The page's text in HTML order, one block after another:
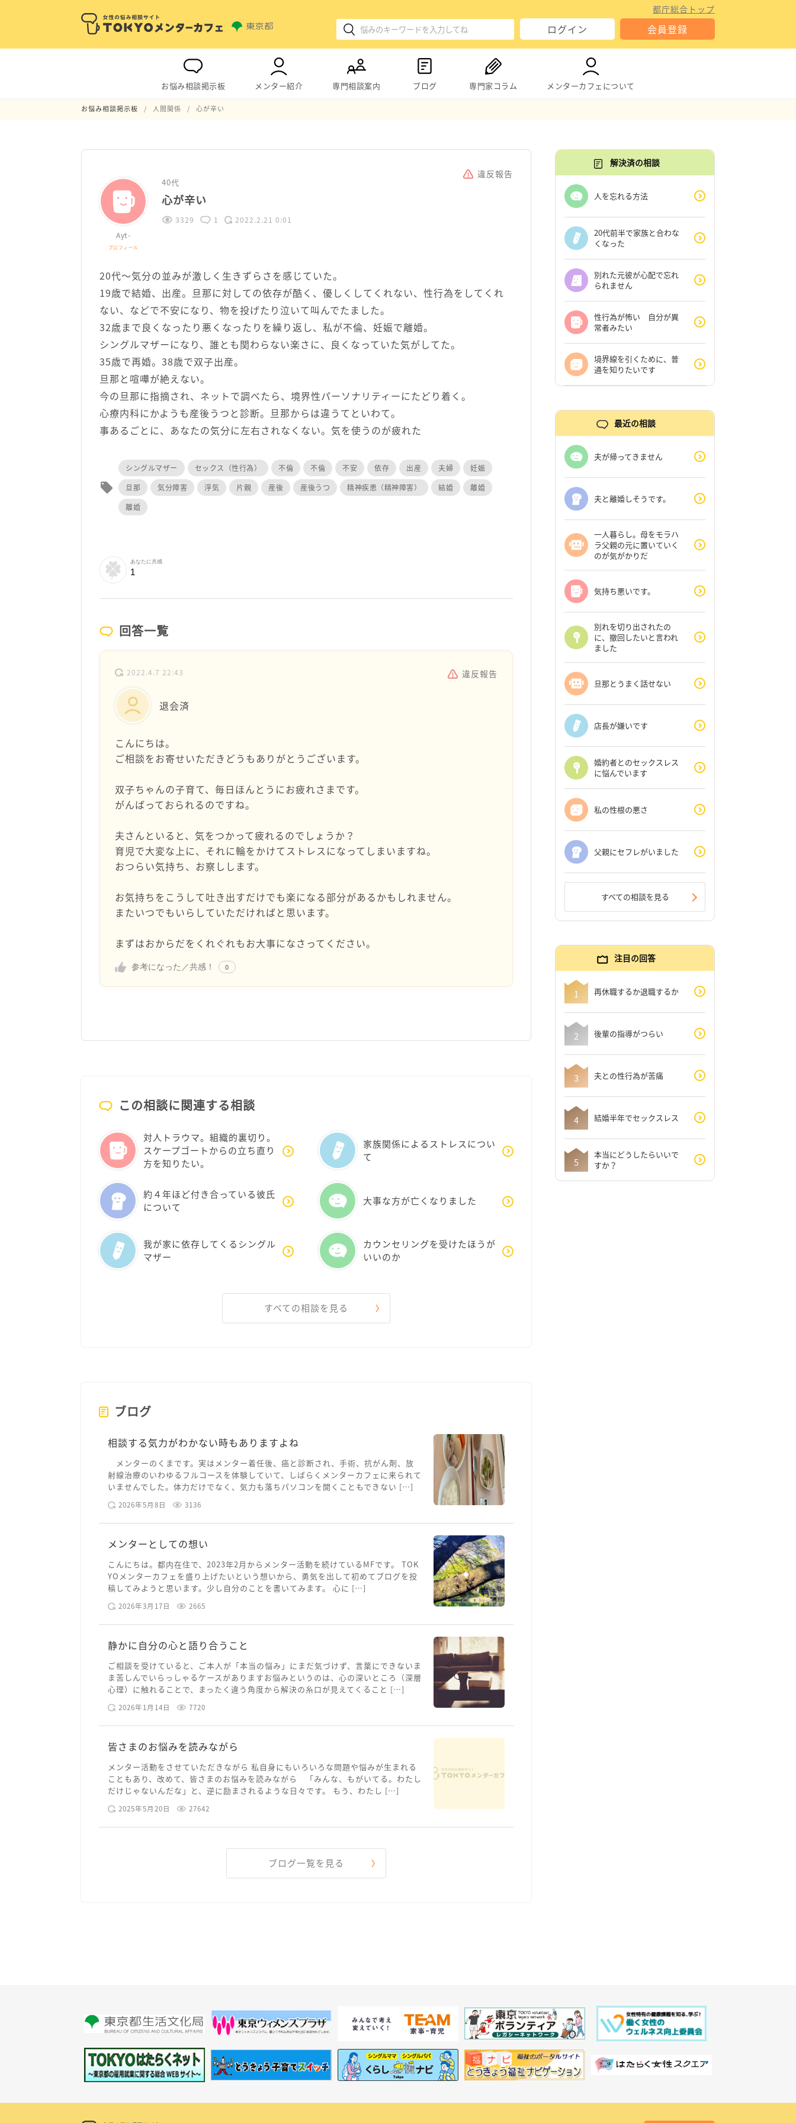
都庁総合トップ
ログイン 会員登録
お悩み相談掲示板 メンター紹介 専門相談案内 ブログ 専門家コラム メンターカフェについて
お悩み相談掲示板 人間関係 心が辛い
違反報告
Ayt-
プロフィール
40代
心が辛い
3329 1 2022.2.21 0:01
20代～気分の並みが激しく生きずらさを感じていた。
19歳で結婚、出産。旦那に対しての依存が酷く、優しくしてくれない、性行為をしてくれ
ない、などで不安になり、物を投げたり泣いて叫んでたました。
32歳まで良くなったり悪くなったりを繰り返し、私が不倫、妊娠で離婚。
シングルマザーになり、誰とも関わらない楽さに、良くなっていた気がしてた。
35歳で再婚。38歳で双子出産。
旦那と喧嘩が絶えない。
今の旦那に指摘され、ネットで調べたら、境界性パーソナリティーにたどり着く。
心療内科にかようも産後うつと診断。旦那からは違うてといわて。
事あるごとに、あなたの気分に左右されなくない。気を使うのが疲れた
local_offer
シングルマザー セックス（性行為） 不倫 不倫 不安 依存 出産 夫婦
妊娠
旦那
気分障害 浮気 片親 産後 産後うつ 精神疾患（精神障害） 結婚
離婚
離婚
あなたに共感
1
回答一覧
2022.4.7 22:43 違反報告
退会済
こんにちは。
ご相談をお寄せいただきどうもありがとうございます。
双子ちゃんの子育て、毎日ほんとうにお疲れさまです。
がんばっておられるのですね。
夫さんといると、気をつかって疲れるのでしょうか？
育児で大変な上に、それに輪をかけてストレスになってしまいますね。
おつらい気持ち、お察しします。
お気持ちをこうして吐き出すだけでも楽になる部分があるかもしれません。
またいつでもいらしていただければと思います。
まずはおからだをくれぐれもお大事になさってください。
参考になった／共感！ 0
この相談に関連する相談
対人トラウマ。組織的裏切り。
スケープゴートからの立ち直り
方を知りたい。
家族関係によるストレスについ
て
約４年ほど付き合っている彼氏
について
大事な方が亡くなりました
我が家に依存してくるシングル
マザー
カウンセリングを受けたほうが
いいのか
すべての相談を見る
ブログ
相談する気力がわかない時もありますよね
メンターのくまです。実はメンター着任後、癌と診断され、手術、抗がん剤、放
射線治療のいわゆるフルコースを体験していて、しばらくメンターカフェに来られて
いませんでした。体力だけでなく、気力も落ちパソコンを開くこともできない […]
2026年5月8日 3136
メンターとしての想い
こんにちは。都内在住で、2023年2月からメンター活動を続けているMFです。 TOK
YOメンターカフェを盛り上げたいという想いから、勇気を出して初めてブログを投
稿してみようと思います。少し自分のことを書いてみます。 心に […]
2026年3月17日 2665
静かに自分の心と語り合うこと
ご相談を受けていると、ご本人が「本当の悩み」にまだ気づけず、言葉にできないま
ま苦しんでいらっしゃるケースがありますお悩みというのは、心の深いところ（深層
心理）に触れることで、まったく違う角度から解決の糸口が見えてくること […]
2026年1月14日 7720
皆さまのお悩みを読みながら
メンター活動をさせていただきながら 私自身にもいろいろな問題や悩みが生まれる
こともあり、改めて、皆さまのお悩みを読みながら 「みんな、もがいてる。わたし
だけじゃないんだな」と、逆に励まされるような日々です。 もう、わたし […]
2025年5月20日 27642
ブログ一覧を見る
解決済の相談
人を忘れる方法
20代前半で家族と合わな
くなった
別れた元彼が心配で忘れ
られません
性行為が怖い 自分が異
常者みたい
境界線を引くために、普
通を知りたいです
最近の相談
夫が帰ってきません
夫と離婚しそうです。
一人暮らし。母をモラハ
ラ父親の元に置いていく
のが気がかりだ
気持ち悪いです。
別れを切り出されたの
に、撤回したいと言われ
ました
旦那とうまく話せない
店長が嫌いです
婚約者とのセックスレス
に悩んでいます
私の性根の悪さ
父親にセフレがいました
すべての相談を見る
注目の回答
再休職するか退職するか
後輩の指導がつらい
夫との性行為が苦痛
結婚半年でセックスレス
本当にどうしたらいいで
すか？